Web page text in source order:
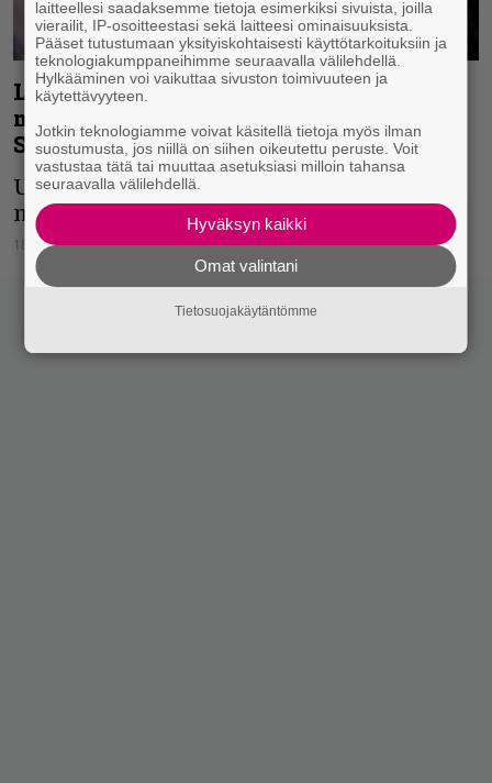
Lähiöbotox julkaisi uuden singlen –
mukana The Hauntedista ja Lost
Societysta tuttuja hahmoja
Uusi Itä-metal -albumi ilmestyy
myöhemmin keväällä.
18.03.2022 Vesa Siltanen
laitteellesi saadaksemme tietoja esimerkiksi sivuista, joilla
vierailit, IP-osoitteestasi sekä laitteesi ominaisuuksista.
Pääset tutustumaan yksityiskohtaisesti käyttötarkoituksiin ja
teknologiakumppaneihimme seuraavalla välilehdellä.
Hylkääminen voi vaikuttaa sivuston toimivuuteen ja
käytettävyyteen.
Jotkin teknologiamme voivat käsitellä tietoja myös ilman
suostumusta, jos niillä on siihen oikeutettu peruste. Voit
vastustaa tätä tai muuttaa asetuksiasi milloin tahansa
seuraavalla välilehdellä.
Hyväksyn kaikki
Omat valintani
Tietosuojakäytäntömme